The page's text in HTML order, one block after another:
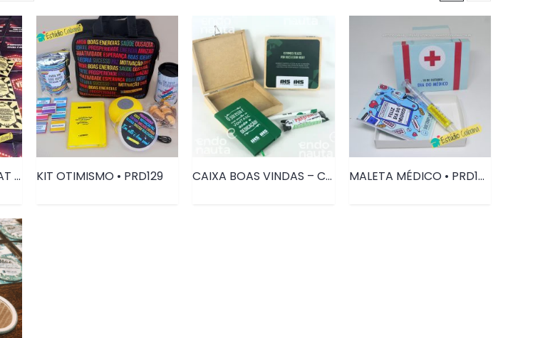
KIT PORTA COPOS FLAT • PRD013 KIT OTIMISMO • PRD129 CAIXA BOAS VINDAS – CADERNETA + PRESTÍGIO • PRD028 MALETA MÉDICO • PRD108